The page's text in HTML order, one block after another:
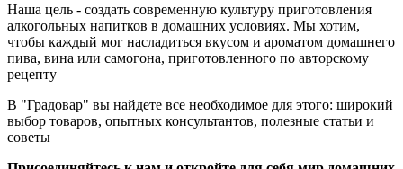
Наша цель - создать современную культуру приготовления
алкогольных напитков в домашних условиях. Мы хотим,
чтобы каждый мог насладиться вкусом и ароматом домашнего
пива, вина или самогона, приготовленного по авторскому
рецепту
В "Градовар" вы найдете все необходимое для этого: широкий
выбор товаров, опытных консультантов, полезные статьи и
советы